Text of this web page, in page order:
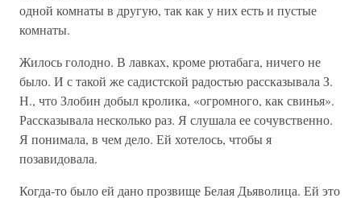
одной комнаты в другую, так как у них есть и пустые
комнаты.
Жилось голодно. В лавках, кроме рютабага, ничего не
было. И с такой же садистской радостью рассказывала З.
Н., что Злобин добыл кролика, «огромного, как свинья».
Рассказывала несколько раз. Я слушала ее сочувственно.
Я понимала, в чем дело. Ей хотелось, чтобы я
позавидовала.
Когда-то было ей дано прозвище Белая Дьяволица. Ей это